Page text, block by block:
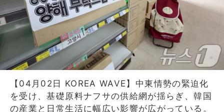
【04月02日 KOREA WAVE】中東情勢の緊迫化
を受け、基礎原料ナフサの供給網が揺らぎ、韓国
の産業と日常生活に幅広い影響が広がっている。